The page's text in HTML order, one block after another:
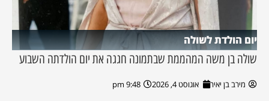
יום הולדת לשולה
שולה בן משה המהממת שבתמונה חגגה את יום הולדתה השבוע
מירב בן יאיר אוגוסט 4, 2026 9:48 pm